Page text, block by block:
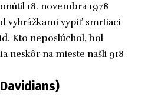
18. novembra 1978
vyhrážkami vypiť smrtiaci
Kto neposlúchol, bol
neskôr na mieste našli 918